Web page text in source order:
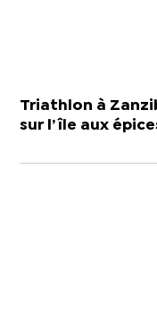
Triathlon à
sur l’île aux